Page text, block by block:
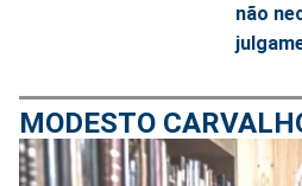
não
MODESTO